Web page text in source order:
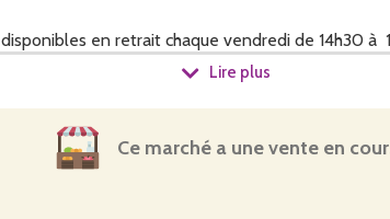
en retrait chaque vendredi de 14h30 à
des projets, comme :
: en insertion en partenariat avec la Mas
en stage/en bénévolat
Lire plus
Ce marché a une vente en